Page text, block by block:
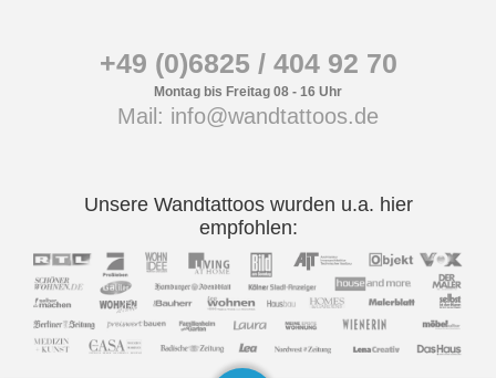
+49 (0)6825 / 404 92 70
Montag bis Freitag 08 - 16 Uhr
Mail: info@wandtattoos.de
Unsere Wandtattoos wurden u.a. hier
empfohlen: